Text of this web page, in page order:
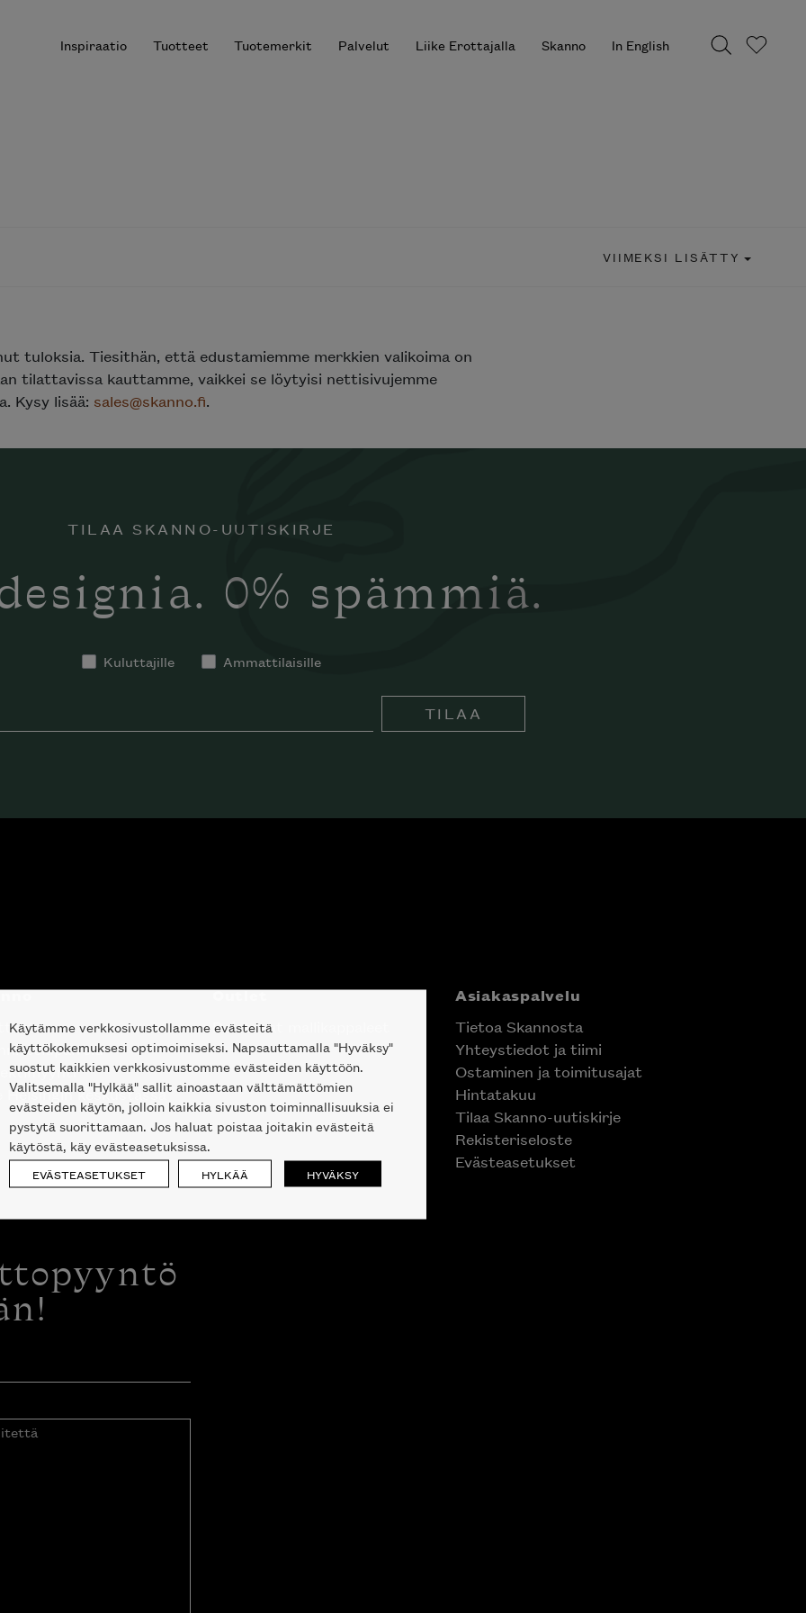
Inspiraatio Tuotteet Tuotemerkit Palvelut Liike Erottajalla Skanno In English
VIIMEKSI LISÄTTY
tuloksia. Tiesithän, että edustamiemme merkkien valikoima on
tilattavissa kauttamme, vaikkei se löytyisi nettisivujemme
Kysy lisää: sales@skanno.fi.
TILAA SKANNO-UUTISKIRJE
0% spämmiä.
Kuluttajille Ammattilaisille
TILAA
Helsingin keskustassa
Outlet
Poistuvat mallikappaleet
Asiakaspalvelu
Tietoa Skannosta
Yhteystiedot ja tiimi
Ostaminen ja toimitusajat
Hintatakuu
Tilaa Skanno-uutiskirje
Rekisteriseloste
Evästeasetukset
Käytämme verkkosivustollamme evästeitä
käyttökokemuksesi optimoimiseksi. Napsauttamalla "Hyväksy"
suostut kaikkien verkkosivustomme evästeiden käyttöön.
Valitsemalla "Hylkää" sallit ainoastaan välttämättömien
evästeiden käytön, jolloin kaikkia sivuston toiminnallisuuksia ei
pystytä suorittamaan. Jos haluat poistaa joitakin evästeitä
käytöstä, käy evästeasetuksissa.
EVÄSTEASETUKSET HYLKÄÄ HYVÄKSY